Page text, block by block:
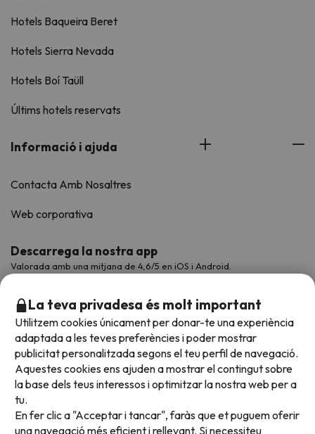
Hotels Baqueira Beret
Hotels Sierra Nevada
Hotels Boí Taüll
Últims hotels reservats
Informació i ajuda
Contacta Amb Nosaltres
Web corporativa
Descarrega la nostra app
Valorada amb una mitjana de 4,6/5 en iOS i Android.
Acceptem
La teva privadesa és molt important
Utilitzem cookies únicament per donar-te una experiència
adaptada a les teves preferències i poder mostrar
publicitat personalitzada segons el teu perfil de navegació.
Aquestes cookies ens ajuden a mostrar el contingut sobre
la base dels teus interessos i optimitzar la nostra web per a
tu.
En fer clic a "Acceptar i tancar", faràs que et puguem oferir
una navegació més eficient i rellevant. Si necessiteu